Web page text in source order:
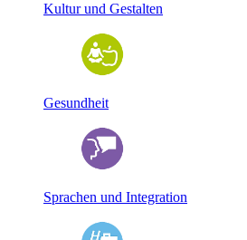
Kultur und Gestalten
Gesundheit
Sprachen und Integration